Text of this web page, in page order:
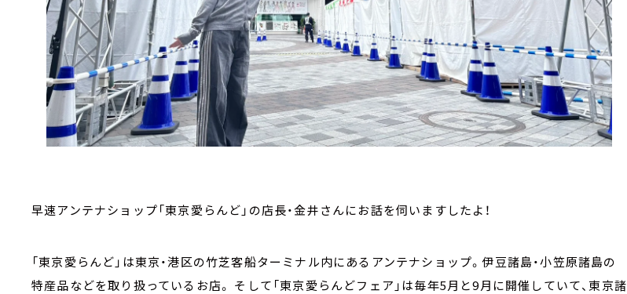
早速アンテナショップ「東京愛らんど」の店長・金井さんにお話を伺いますしたよ！
「東京愛らんど」は東京・港区の竹芝客船ターミナル内にあるアンテナショップ。伊豆諸島・小笠原諸島の
特産品などを取り扱っているお店。 そして「東京愛らんどフェア」は毎年5月と9月に開催していて、東京諸